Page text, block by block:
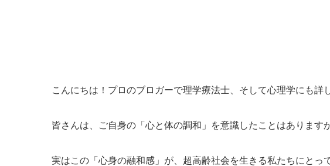
こんにちは！プロのブロガーで理学療法士、そして心理学にも詳
皆さんは、ご自身の「心と体の調和」を意識したことはあります
実はこの「心身の融和感」が、超高齢社会を生きる私たちにとっ